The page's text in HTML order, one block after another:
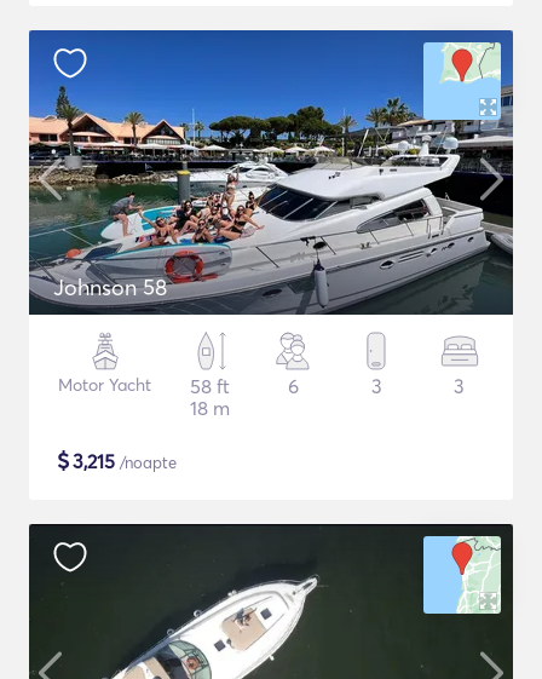
Johnson 58
Motor Yacht
58 ft
18 m
6 3 3
$3,215 /noapte